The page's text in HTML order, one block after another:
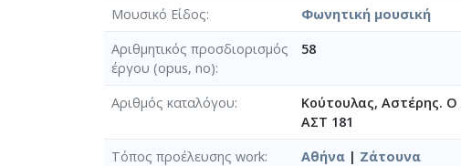
Μουσικό Είδος
Φωνητική μουσική
Αριθμητικός προσδιορισμός
έργου (opus, no)
58
Αριθμός καταλόγου
Κούτουλας, Αστέρης. Ο
ΑΣΤ 181
Τόπος προέλευσης work
Αθήνα | Ζάτουνα